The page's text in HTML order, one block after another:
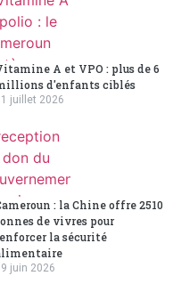
A et VPO : plus de 6
d'enfants ciblés
juillet 2026
: la Chine offre 2510
de vivres pour
la sécurité
juin 2026